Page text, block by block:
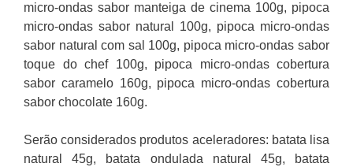
micro-ondas sabor manteiga de cinema 100g, pipoca
micro-ondas sabor natural 100g, pipoca micro-ondas
sabor natural com sal 100g, pipoca micro-ondas sabor
toque do chef 100g, pipoca micro-ondas cobertura
sabor caramelo 160g, pipoca micro-ondas cobertura
sabor chocolate 160g.
Serão considerados produtos aceleradores: batata lisa
natural 45g, batata ondulada natural 45g, batata